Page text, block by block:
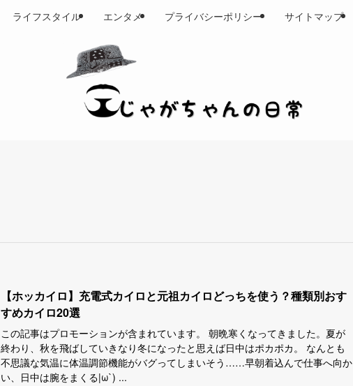
ライフスタイル エンタメ プライバシーポリシー サイトマップ
【ホッカイロ】充電式カイロと元祖カイロどっちを使う？種類別おす
すめカイロ20選
この記事はプロモーションが含まれています。 朝晩寒くなってきました。夏が
終わり、秋を飛ばしていきなり冬になったと思えば日中はポカポカ。 なんとも
不思議な気温に体温調節機能がバグってしまいそう……早朝着込んで仕事へ向か
い、日中は腕をまくる|ω`) ...